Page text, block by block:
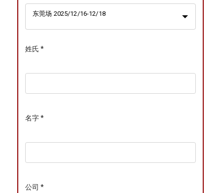
东莞场 2025/12/16-12/18
姓氏 *
名字 *
公司 *